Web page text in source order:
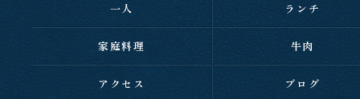
一人 ランチ
家庭料理 牛肉
アクセス ブログ